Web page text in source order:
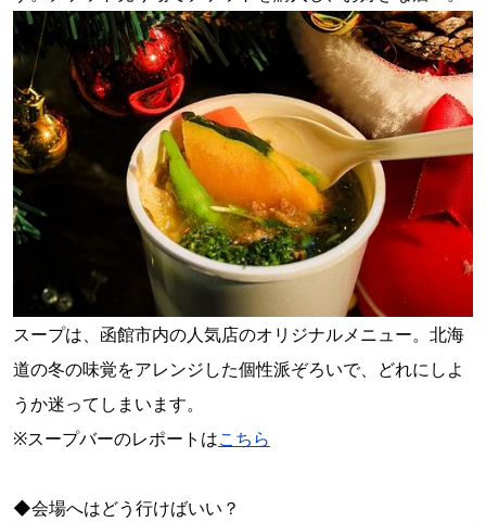
スープは、函館市内の人気店のオリジナルメニュー。北海
道の冬の味覚をアレンジした個性派ぞろいで、どれにしよ
うか迷ってしまいます。
※スープバーのレポートはこちら
◆会場へはどう行けばいい？